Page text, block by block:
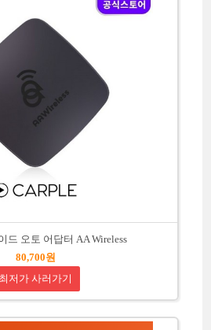
드 오토 어답터 AA Wireless
80,700원
최저가 사러가기